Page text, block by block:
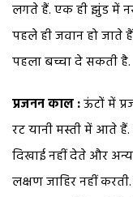
लगते हैं. एक ही झुंड में
पहले ही जवान हो जाते
पहला बच्चा दे सकती है.
प्रजनन काल :ऊंटों में
रट यानी मस्ती में आते
दिखाई नहीं देते और
लक्षण जाहिर नहीं